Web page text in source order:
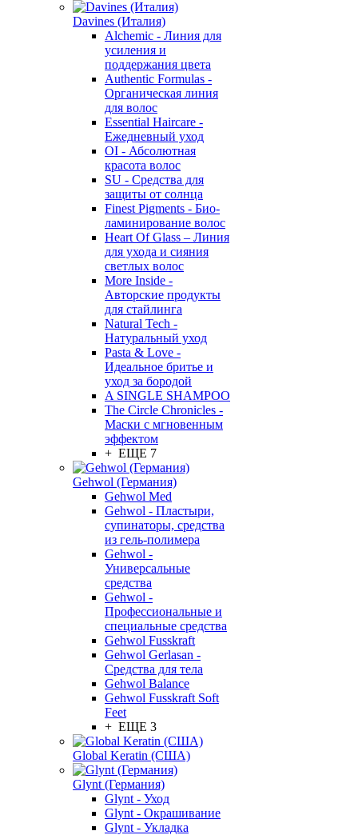
Davines (Италия)
Alchemic - Линия для
усиления и
поддержания цвета
Authentic Formulas -
Органическая линия
для волос
Essential Haircare -
Eжедневный уход
OI - Абсолютная
красота волос
SU - Средства для
защиты от солнца
Finest Pigments - Био-
ламинирование волос
Heart Of Glass – Линия
для ухода и сияния
светлых волос
More Inside -
Авторские продукты
для стайлинга
Natural Tech -
Натуральный уход
Pasta & Love -
Идеальное бритье и
уход за бородой
A SINGLE SHAMPOO
The Circle Chronicles -
Маски с мгновенным
эффектом
+ ЕЩЕ 7
Gehwol (Германия)
Gehwol Med
Gehwol - Пластыри,
супинаторы, средства
из гель-полимера
Gehwol -
Универсальные
средства
Gehwol -
Профессиональные и
специальные средства
Gehwol Fusskraft
Gehwol Gerlasan -
Средства для тела
Gehwol Balance
Gehwol Fusskraft Soft
Feet
+ ЕЩЕ 3
Global Keratin (США)
Glynt (Германия)
Glynt - Уход
Glynt - Окрашивание
Glynt - Укладка